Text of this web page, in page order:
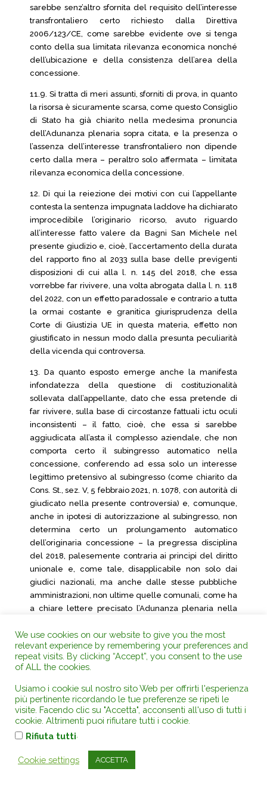
sarebbe senz’altro sfornita del requisito dell’interesse
transfrontaliero certo richiesto dalla Direttiva
2006/123/CE, come sarebbe evidente ove si tenga
conto della sua limitata rilevanza economica nonché
dell’ubicazione e della consistenza dell’area della
concessione.
11.9. Si tratta di meri assunti, sforniti di prova, in quanto
la risorsa è sicuramente scarsa, come questo Consiglio
di Stato ha già chiarito nella medesima pronuncia
dell’Adunanza plenaria sopra citata, e la presenza o
l’assenza dell’interesse transfrontaliero non dipende
certo dalla mera – peraltro solo affermata – limitata
rilevanza economica della concessione.
12. Di qui la reiezione dei motivi con cui l’appellante
contesta la sentenza impugnata laddove ha dichiarato
improcedibile l’originario ricorso, avuto riguardo
all’interesse fatto valere da Bagni San Michele nel
presente giudizio e, cioè, l’accertamento della durata
del rapporto fino al 2033 sulla base delle previgenti
disposizioni di cui alla l. n. 145 del 2018, che essa
vorrebbe far rivivere, una volta abrogata dalla l. n. 118
del 2022, con un effetto paradossale e contrario a tutta
la ormai costante e granitica giurisprudenza della
Corte di Giustizia UE in questa materia, effetto non
giustificato in nessun modo dalla presunta peculiarità
della vicenda qui controversa.
13. Da quanto esposto emerge anche la manifesta
infondatezza della questione di costituzionalità
sollevata dall’appellante, dato che essa pretende di
far rivivere, sulla base di circostanze fattuali ictu oculi
inconsistenti – il fatto, cioè, che essa si sarebbe
aggiudicata all’asta il complesso aziendale, che non
comporta certo il subingresso automatico nella
concessione, conferendo ad essa solo un interesse
legittimo pretensivo al subingresso (come chiarito da
Cons. St., sez. V, 5 febbraio 2021, n. 1078, con autorità di
giudicato nella presente controversia) e, comunque,
anche in ipotesi di autorizzazione al subingresso, non
determina certo un prolungamento automatico
dell’originaria concessione – la pregressa disciplina
del 2018, palesemente contraria ai principi del diritto
unionale e, come tale, disapplicabile non solo dai
giudici nazionali, ma anche dalle stesse pubbliche
amministrazioni, non ultime quelle comunali, come ha
a chiare lettere precisato l’Adunanza plenaria nella
14. Ne consegue, anche per le ragioni sin qui esposte,
l’improcedibilità, nei sensi precisati, del ricorso
originario, rimanendo estranea al thema decidendum
più delicata, relativa alla legittimità delle proroghe via
via concesse dal legislatore italiano con le successive
modifiche legislative.
15. La conferma dell’improcedibilità, anche per le
ragioni sin qui esposte, esime il Collegio dall’esame
dei molteplici motivi di ricorso proposti in primo grado,
We use cookies on our website to give you the most
relevant experience by remembering your preferences and
repeat visits. By clicking “Accept”, you consent to the use
of ALL the cookies.
Usiamo i cookie sul nostro sito Web per offrirti l'esperienza
più pertinente ricordando le tue preferenze se ripeti le
visite. Facendo clic su "Accetta", acconsenti all'uso di tutti i
cookie. Altrimenti puoi rifiutare tutti i cookie.
Rifiuta tutti
Cookie settings ACCETTA